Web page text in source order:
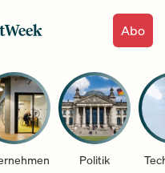
Abo
Politik